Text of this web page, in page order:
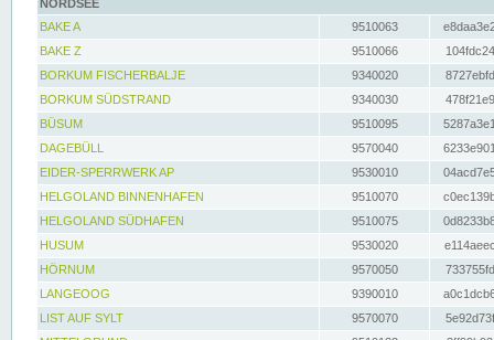
NORDSEE
BAKE A
9510063
BAKE Z
9510066
BORKUM FISCHERBALJE
9340020
BORKUM SÜDSTRAND
9340030
BÜSUM
9510095
DAGEBÜLL
9570040
EIDER-SPERRWERK AP
9530010
HELGOLAND BINNENHAFEN
9510070
HELGOLAND SÜDHAFEN
9510075
HUSUM
9530020
HÖRNUM
9570050
LANGEOOG
9390010
LIST AUF SYLT
9570070